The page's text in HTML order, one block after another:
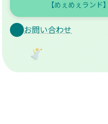
【めぇめぇランド】
お問い合わせ